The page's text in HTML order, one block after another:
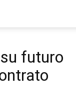
futuro